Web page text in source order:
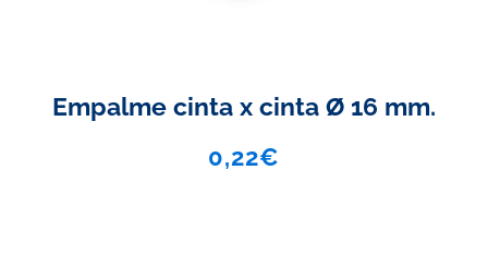
Empalme cinta x cinta Ø 16 mm.
0,22€